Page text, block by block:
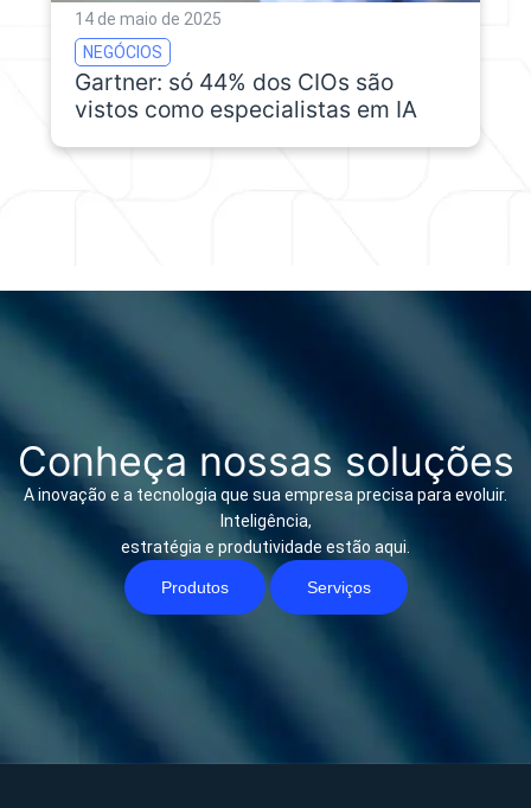
14 de maio de 2025
NEGÓCIOS
Gartner: só 44% dos CIOs são
vistos como especialistas em IA
Conheça nossas soluções
A inovação e a tecnologia que sua empresa precisa para evoluir.
Inteligência,
estratégia e produtividade estão aqui.
Produtos Serviços